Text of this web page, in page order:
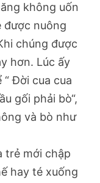
không uốn
được nuông
chúng được
hơn. Lúc ấy
Đời cua cua
gối phải bò“,
và bò như
trẻ mới chập
hay té xuống